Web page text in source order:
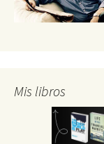
Mis libros